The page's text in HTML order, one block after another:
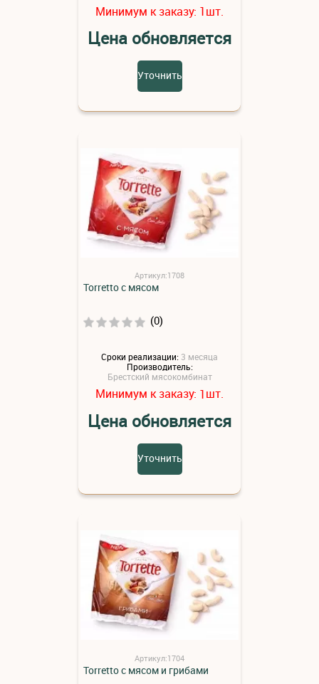
Минимум к заказу: 1шт.
Цена обновляется
Уточнить
Артикул:1708
Torretto с мясом
(0)
Сроки реализации: 3 месяца
Производитель:
Брестский мясокомбинат
Минимум к заказу: 1шт.
Цена обновляется
Уточнить
Артикул:1704
Torretto с мясом и грибами